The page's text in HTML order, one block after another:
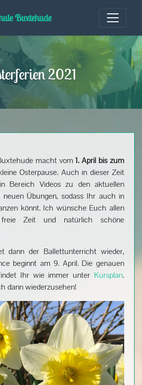
Buxtehude
2021
macht vom1. April bis zum
Osterpause. Auch in dieser Zeit
Bereich Videos zu den aktuellen
neuen Übungen, sodass Ihr auch in
könnt. Ich wünsche Euch allen
Zeit und natürlich schöne
dann der Ballettunterricht wieder,
beginnt am 9. April. Die genauen
Ihr wie immer unter Kursplan.
dann wiederzusehen!